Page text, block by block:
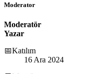
Moderator
Moderatör
Yazar
📅Katılım
16 Ara 2024